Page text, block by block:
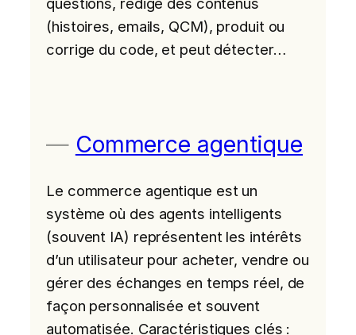
questions, rédige des contenus
(histoires, emails, QCM), produit ou
corrige du code, et peut détecter…
Commerce agentique
Le commerce agentique est un
système où des agents intelligents
(souvent IA) représentent les intérêts
d’un utilisateur pour acheter, vendre ou
gérer des échanges en temps réel, de
façon personnalisée et souvent
automatisée. Caractéristiques clés :